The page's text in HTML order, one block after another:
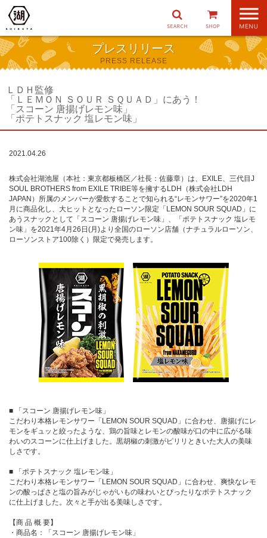
ナ
ゲ
ー
シ
ョ
プレスリリース
PRESS RELEASE
ＬＤＨ監修
「ＬＥＭＯＮ ＳＯＵＲ ＳＱＵＡＤ」にあう！
「スコーン 唐揚げレモン味」
「ポテトスナック 塩レモン味」
2021.04.26
株式会社湖池屋（本社：東京都板橋区／社長：佐藤章）は、EXILE、三代目J
SOUL BROTHERS from EXILE TRIBE等を擁するLDH（株式会社LDH
JAPAN）所属のメンバーが愛飲することで知られる“レモンサワー”を2020年1
月に商品化し、大ヒットとなったローソン限定「LEMON SOUR SQUAD」に
あうスナックとして「スコーン 唐揚げレモン味」、「ポテトスナック 塩レモ
ン味」を2021年4月26日(月)より全国のローソン店舗（ナチュラルローソン、
ローソンストア100除く）限定で発売します。
■ 「スコーン 唐揚げレモン味」
こだわり本格レモンサワー「LEMON SOUR SQUAD」に合わせ、唐揚げにレ
モンをギュッと絞ったような、鶏の旨味とレモンの酸味が口の中に広がる味
わいのスコーンに仕上げました。黒胡椒の刺激がピリリときいた大人の美味
しさです。
■ 「ポテトスナック 塩レモン味」
こだわり本格レモンサワー「LEMON SOUR SQUAD」に合わせ、爽快なレモ
ンの酸っぱさと塩の旨みがじゃがいもの味わいとぴったりなポテトスナック
に仕上げました。次々と手が出る美味しさです。
【商 品 概 要】
・商品名：「スコーン 唐揚げレモン味」